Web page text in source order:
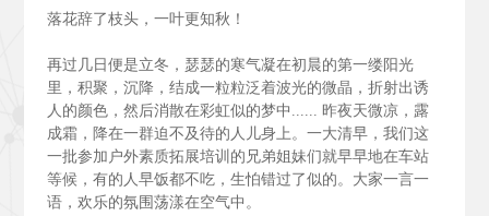
落花辞了枝头，一叶更知秋！
再过几日便是立冬，瑟瑟的寒气凝在初晨的第一缕阳光
里，积聚，沉降，结成一粒粒泛着波光的微晶，折射出诱
人的颜色，然后消散在彩虹似的梦中...... 昨夜天微凉，露
成霜，降在一群迫不及待的人儿身上。一大清早，我们这
一批参加户外素质拓展培训的兄弟姐妹们就早早地在车站
等候，有的人早饭都不吃，生怕错过了似的。大家一言一
语，欢乐的氛围荡漾在空气中。